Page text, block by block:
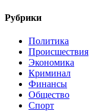
Рубрики
Политика
Происшествия
Экономика
Криминал
Финансы
Общество
Спорт